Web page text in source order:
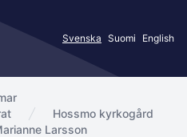
Svenska Suomi English
Hossmo kyrkogård
Larsson